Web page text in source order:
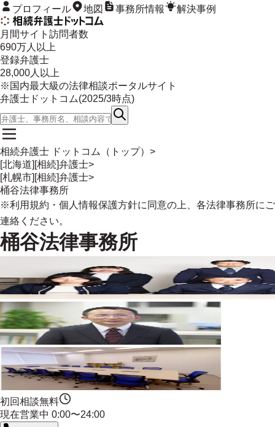
プロフィール 地図 事務所情報 解決事例
月間サイト訪問者数
690万人以上
登録弁護士
28,000人以上
※国内最大級の法律相談ポータルサイト
弁護士ドットコム(2025/3時点)
相続弁護士 ドットコム（トップ） >
[北海道][相続]弁護士>
[札幌市][相続]弁護士>
桶谷法律事務所
※利用規約 ・ 個人情報保護方針に同意の上、各法律事務所にご
連絡ください。
桶谷法律事務所
初回相談無料
現在営業中 0:00〜24:00